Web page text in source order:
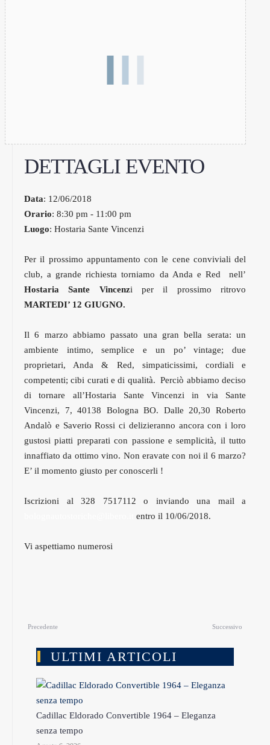
DETTAGLI EVENTO
Data: 12/06/2018
Orario: 8:30 pm - 11:00 pm
Luogo: Hostaria Sante Vincenzi
Per il prossimo appuntamento con le cene conviviali del
club, a grande richiesta torniamo da Anda e Red nell’
Hostaria Sante Vincenzi per il prossimo ritrovo
MARTEDI’ 12 GIUGNO.
Il 6 marzo abbiamo passato una gran bella serata: un
ambiente intimo, semplice e un po’ vintage; due
proprietari, Anda & Red, simpaticissimi, cordiali e
competenti; cibi curati e di qualità. Perciò abbiamo deciso
di tornare all’Hostaria Sante Vincenzi in via Sante
Vincenzi, 7, 40138 Bologna BO. Dalle 20,30 Roberto
Andalò e Saverio Rossi ci delizieranno ancora con i loro
gustosi piatti preparati con passione e semplicità, il tutto
innaffiato da ottimo vino. Non eravate con noi il 6 marzo?
E’ il momento giusto per conoscerli !
Iscrizioni al 328 7517112 o inviando una mail a
entro il 10/06/2018.
Vi aspettiamo numerosi
Precedente Successivo
ULTIMI ARTICOLI
Cadillac Eldorado Convertible 1964 – Eleganza
senza tempo